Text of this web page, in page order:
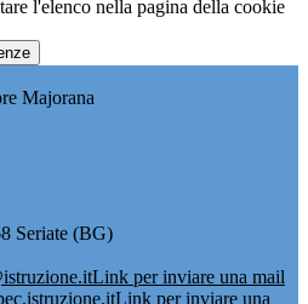
l'elenco nella pagina della cookie
Majorana
Seriate (BG)
Link per inviare una mail
Link per inviare una